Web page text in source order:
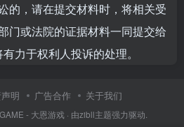
的，请在提交材料时，将相关受
门或法院的证据材料一同提交给
有力于权利人投诉的处理。
明 广告合作 关于我们
- 大恩游戏 · 由zibll主题强力驱动.